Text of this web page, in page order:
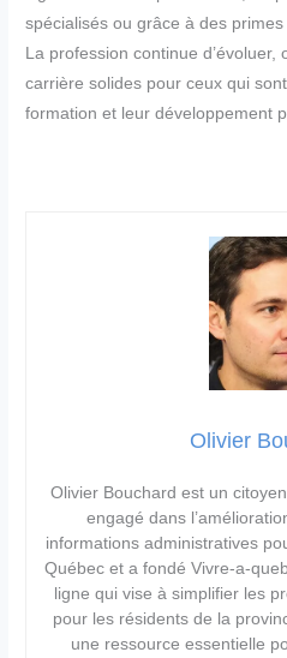
spécialisés ou grâce à des
La profession continue
carrière solides pour ceux qui
formation et leur développement
Olivier
Olivier Bouchard est un
engagé dans
informations administratives
Québec et a fondé Vivre-a-
ligne qui vise à simplifier les
pour les résidents de la
une ressource essentielle